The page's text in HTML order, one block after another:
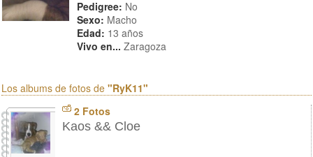
Pedigree: No
Sexo: Macho
Edad: 13 años
Vivo en... Zaragoza
Los albums de fotos de "RyK11"
2 Fotos
Kaos && Cloe